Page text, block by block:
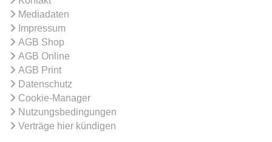
Mediadaten
Impressum
AGB Shop
AGB Online
AGB Print
Datenschutz
Cookie-Manager
Nutzungsbedingungen
Verträge hier kündigen